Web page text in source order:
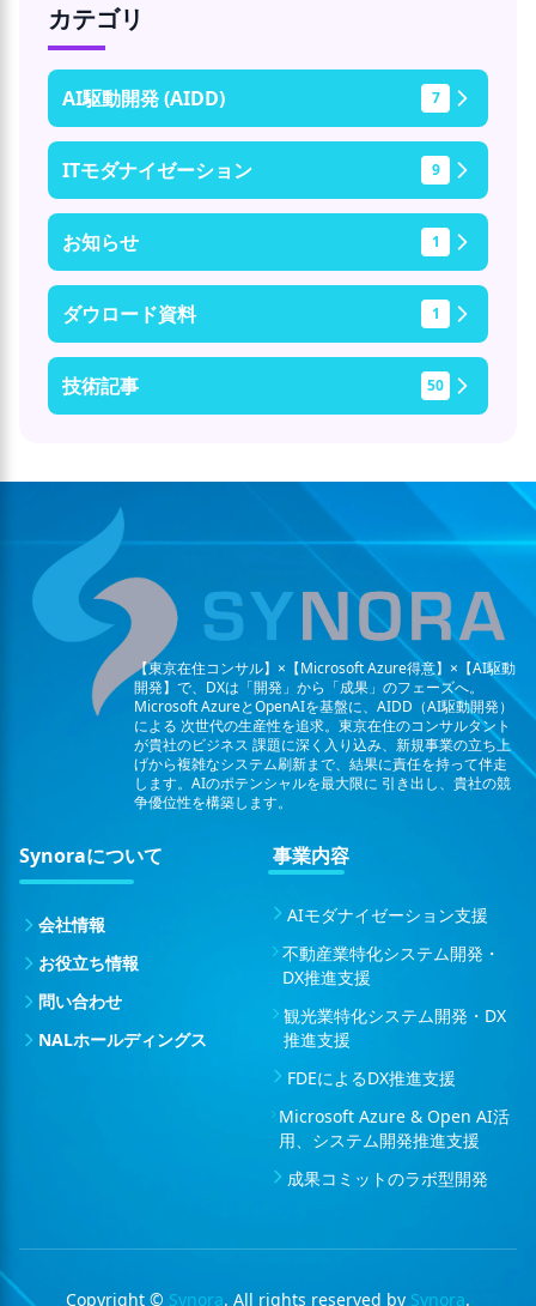
カテゴリ
AI駆動開発 (AIDD) 7
ITモダナイゼーション 9
お知らせ 1
ダウロード資料 1
技術記事 50
【東京在住コンサル】×【Microsoft Azure得意】×【AI駆動
開発】で、DXは「開発」から「成果」のフェーズへ。
Microsoft AzureとOpenAIを基盤に、AIDD（AI駆動開発）
による 次世代の生産性を追求。東京在住のコンサルタント
が貴社のビジネス 課題に深く入り込み、新規事業の立ち上
げから複雑なシステム刷新まで、結果に責任を持って伴走
します。AIのポテンシャルを最大限に 引き出し、貴社の競
争優位性を構築します。
Synoraについて
会社情報
お役立ち情報
問い合わせ
NALホールディングス
事業内容
AIモダナイゼーション支援
不動産業特化システム開発・
DX推進支援
観光業特化システム開発・DX
推進支援
FDEによるDX推進支援
Microsoft Azure & Open AI活
用、システム開発推進支援
成果コミットのラボ型開発
Copyright © Synora. All rights reserved by Synora.